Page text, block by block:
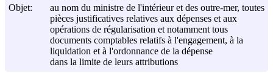
Objet:
au nom du ministre de l'intérieur et des outre-mer, toutes
pièces justificatives relatives aux dépenses et aux
opérations de régularisation et notamment tous
documents comptables relatifs à l'engagement, à la
liquidation et à l'ordonnance de la dépense
dans la limite de leurs attributions